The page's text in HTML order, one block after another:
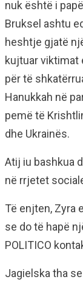
nuk është i
Bruksel ashtu
heshtje gjatë
kujtuar viktimat
për të
Hanukkah në
pemë të
dhe Ukrainës.
Atij iu bashkua
në rrjetet
Të enjten, Zyra
se do të hapë
POLITICO
Jagielska tha